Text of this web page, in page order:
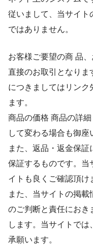
従いまして、当サイト
ではありません。
お客様ご要望の商 品
直接のお取引となりま
につきましてはリンク
ます。
商品の価格 商品の詳
して変わる場合も御座
また、返品・返金保
保証するものです。当
イトも良くご確認頂け
また、当サイトの掲
のご判断と責任におき
します。当サイトで
承願います。